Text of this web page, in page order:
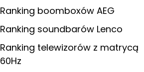
Ranking boomboxów AEG
Ranking soundbarów Lenco
Ranking telewizorów z matrycą
60Hz